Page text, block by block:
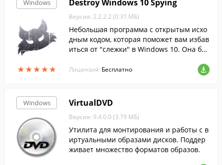
Windows
★★★★★
★★★★★
Destroy Windows 10 Spying
Версия: 2.2.2.2 (0.31 МБ)
Небольшая программа с открытым исхо
дным кодом, которая поможет вам избав
иться от "слежки" в Windows 10. Она бы
ры телеметрии, отвечающие за отслежи
Лицензия: Бесплатно
Windows VirtualDVD
Версия: 9.4.0.0 (3.79 МБ)
Утилита для монтирования и работы с в
иртуальными образами дисков. Поддер
живает множество форматов образов.